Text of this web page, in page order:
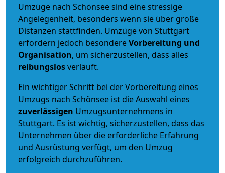
Umzüge nach Schönsee sind eine stressige
Angelegenheit, besonders wenn sie über große
Distanzen stattfinden. Umzüge von Stuttgart
erfordern jedoch besondereVorbereitung und
Organisation, um sicherzustellen, dass alles
reibungslosverläuft.
Ein wichtiger Schritt bei der Vorbereitung eines
Umzugs nach Schönsee ist die Auswahl eines
zuverlässigen Umzugsunternehmens in
Stuttgart. Es ist wichtig, sicherzustellen, dass das
Unternehmen über die erforderliche Erfahrung
und Ausrüstung verfügt, um den Umzug
erfolgreich durchzuführen.